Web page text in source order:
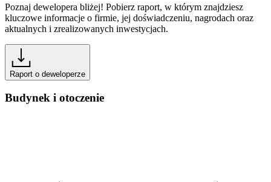
Poznaj dewelopera bliżej! Pobierz raport, w którym znajdziesz
kluczowe informacje o firmie, jej doświadczeniu, nagrodach oraz
aktualnych i zrealizowanych inwestycjach.
Raport o deweloperze
Budynek i otoczenie